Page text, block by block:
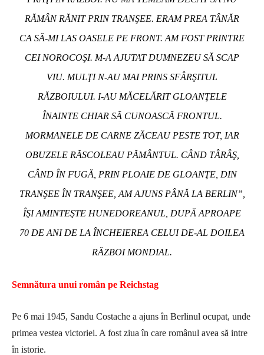
RĂMÂN RĂNIT PRIN TRANŞEE. ERAM PREA TÂNĂR
CA SĂ-MI LAS OASELE PE FRONT. AM FOST PRINTRE
CEI NOROCOŞI. M-A AJUTAT DUMNEZEU SĂ SCAP
VIU. MULŢI N-AU MAI PRINS SFÂRŞITUL
RĂZBOIULUI. I-AU MĂCELĂRIT GLOANŢELE
ÎNAINTE CHIAR SĂ CUNOASCĂ FRONTUL.
MORMANELE DE CARNE ZĂCEAU PESTE TOT, IAR
OBUZELE RĂSCOLEAU PĂMÂNTUL. CÂND TÂRÂŞ,
CÂND ÎN FUGĂ, PRIN PLOAIE DE GLOANŢE, DIN
TRANŞEE ÎN TRANŞEE, AM AJUNS PÂNĂ LA BERLIN”
ÎŞI AMINTEŞTE HUNEDOREANUL, DUPĂ APROAPE
70 DE ANI DE LA ÎNCHEIEREA CELUI DE-AL DOILEA
RĂZBOI MONDIAL.
Semnătura unui român pe Reichstag
Pe 6 mai 1945, Sandu Costache a ajuns în Berlinul ocupat, unde
primea vestea victoriei. A fost ziua în care românul avea să intre
în istorie.